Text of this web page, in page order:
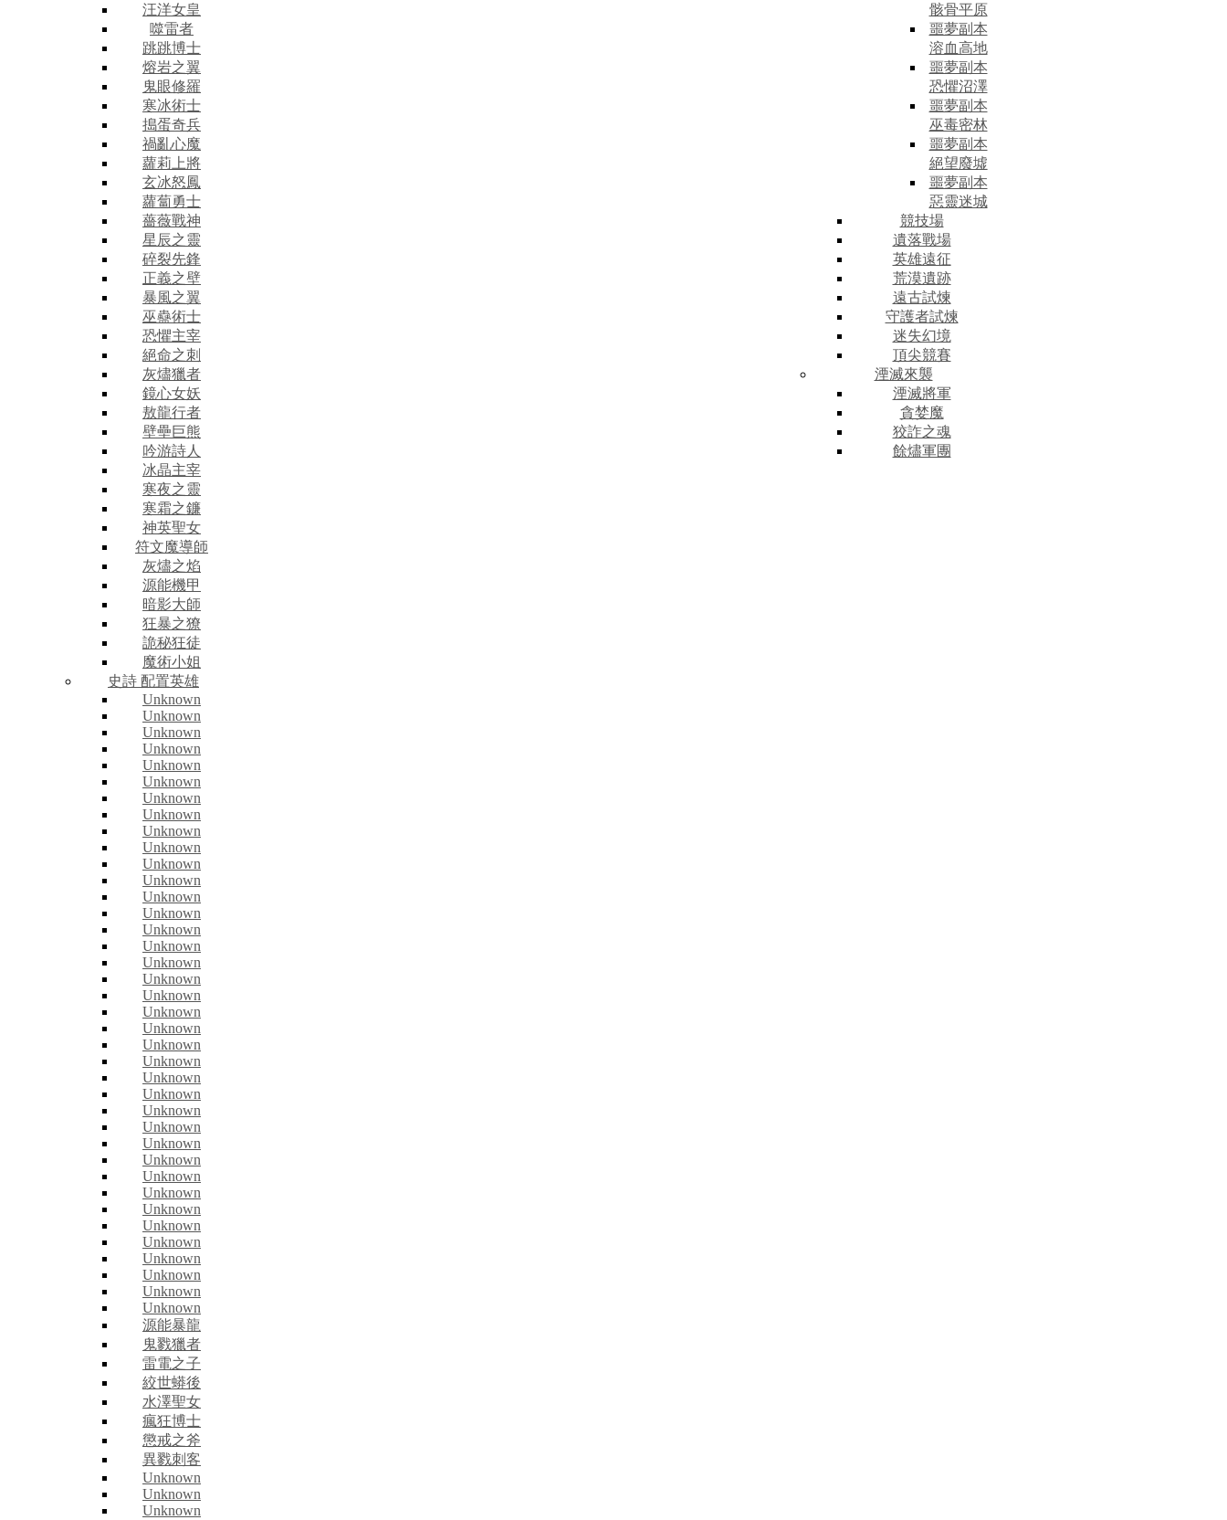
汪洋女皇
噬雷者
跳跳博士
熔岩之翼
鬼眼修羅
寒冰術士
搗蛋奇兵
禍亂心魔
蘿莉上將
玄冰怒鳳
蘿蔔勇士
薔薇戰神
星辰之靈
碎裂先鋒
正義之壁
暴風之翼
巫蠱術士
恐懼主宰
絕命之刺
灰燼獵者
鏡心女妖
敖龍行者
壁壘巨熊
吟游詩人
冰晶主宰
寒夜之靈
寒霜之鐮
神英聖女
符文魔導師
灰燼之焰
源能機甲
暗影大師
狂暴之獠
詭秘狂徒
魔術小姐
史詩 配置英雄
Unknown
Unknown
Unknown
Unknown
Unknown
Unknown
Unknown
Unknown
Unknown
Unknown
Unknown
Unknown
Unknown
Unknown
Unknown
Unknown
Unknown
Unknown
Unknown
Unknown
Unknown
Unknown
Unknown
Unknown
Unknown
Unknown
Unknown
Unknown
Unknown
Unknown
Unknown
Unknown
Unknown
Unknown
Unknown
Unknown
Unknown
Unknown
源能暴龍
鬼戮獵者
雷電之子
絞世蟒後
水澤聖女
瘋狂博士
懲戒之斧
異戮刺客
Unknown
Unknown
Unknown
骸骨平原
噩夢副本
溶血高地
噩夢副本
恐懼沼澤
噩夢副本
巫毒密林
噩夢副本
絕望廢墟
噩夢副本
惡靈迷城
競技場
遺落戰場
英雄遠征
荒漠遺跡
遠古試煉
守護者試煉
迷失幻境
頂尖競賽
湮滅來襲
湮滅將軍
貪婪魔
狡詐之魂
餘燼軍團